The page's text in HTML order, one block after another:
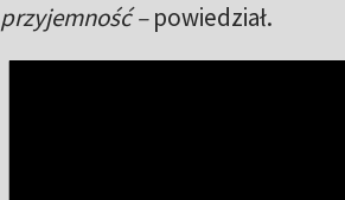
przyjemność –powiedział.